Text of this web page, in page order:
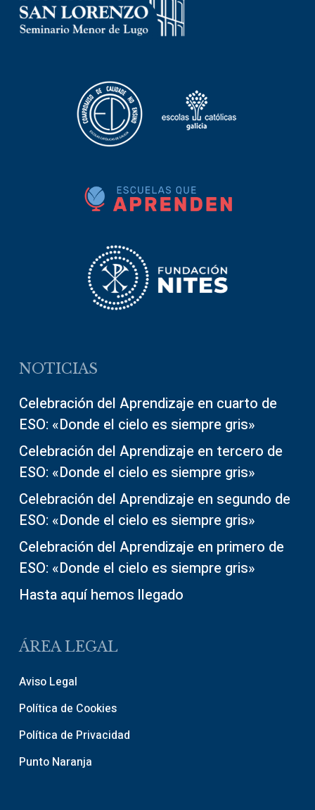
NOTICIAS
Celebración del Aprendizaje en cuarto de
ESO: «Donde el cielo es siempre gris»
Celebración del Aprendizaje en tercero de
ESO: «Donde el cielo es siempre gris»
Celebración del Aprendizaje en segundo de
ESO: «Donde el cielo es siempre gris»
Celebración del Aprendizaje en primero de
ESO: «Donde el cielo es siempre gris»
Hasta aquí hemos llegado
ÁREA LEGAL
Aviso Legal
Política de Cookies
Política de Privacidad
Punto Naranja